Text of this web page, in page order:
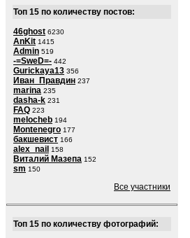
Топ 15 по количеству постов:
46ghost 6230
AnKit 1415
Admin 519
-=SweD=- 442
Gurickaya13 356
Иван_Правдин 237
marina 235
dasha-k 231
FAQ 223
melocheb 194
Montenegro 177
бакшевист 166
alex_nail 158
Виталий Мазепа 152
sm 150
Все участники
Топ 15 по количеству фотографий: